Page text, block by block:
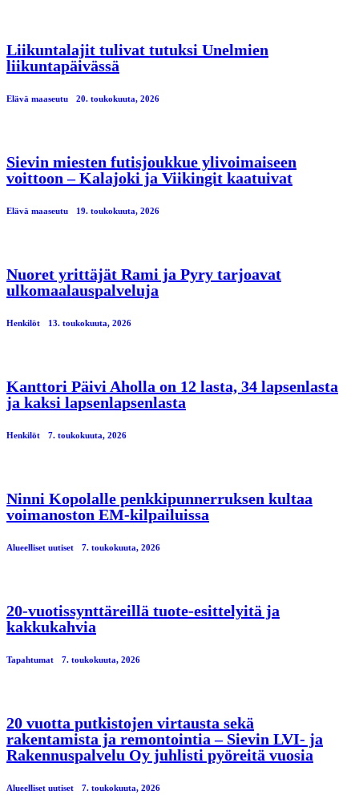
Liikuntalajit tulivat tutuksi Unelmien
liikuntapäivässä
Elävä maaseutu 20. toukokuuta, 2026
Sievin miesten futisjoukkue ylivoimaiseen
voittoon – Kalajoki ja Viikingit kaatuivat
Elävä maaseutu 19. toukokuuta, 2026
Nuoret yrittäjät Rami ja Pyry tarjoavat
ulkomaalauspalveluja
Henkilöt 13. toukokuuta, 2026
Kanttori Päivi Aholla on 12 lasta, 34 lapsenlasta
ja kaksi lapsenlapsenlasta
Henkilöt 7. toukokuuta, 2026
Ninni Kopolalle penkkipunnerruksen kultaa
voimanoston EM-kilpailuissa
Alueelliset uutiset 7. toukokuuta, 2026
20-vuotissynttäreillä tuote-esittelyitä ja
kakkukahvia
Tapahtumat 7. toukokuuta, 2026
20 vuotta putkistojen virtausta sekä
rakentamista ja remontointia – Sievin LVI- ja
Rakennuspalvelu Oy juhlisti pyöreitä vuosia
Alueelliset uutiset 7. toukokuuta, 2026